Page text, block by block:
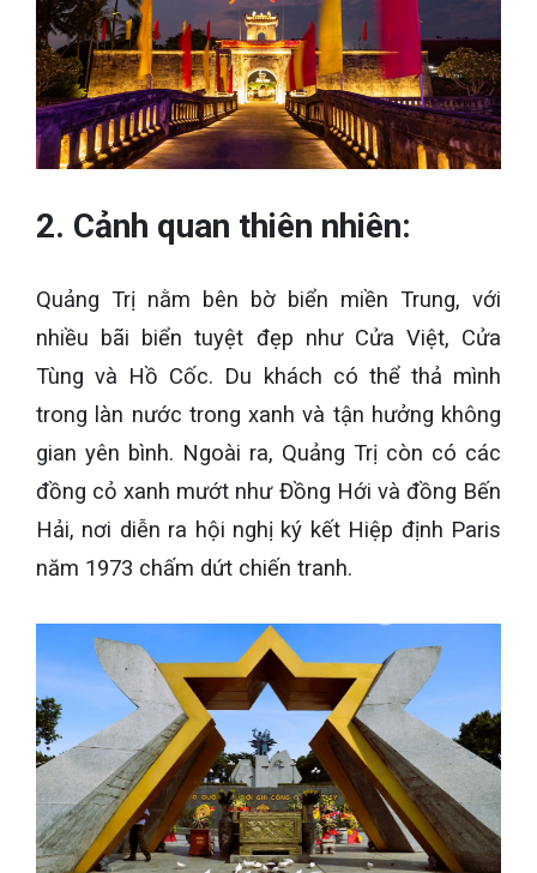
2. Cảnh quan thiên nhiên:
Quảng Trị nằm bên bờ biển miền Trung, với
nhiều bãi biển tuyệt đẹp như Cửa Việt, Cửa
Tùng và Hồ Cốc. Du khách có thể thả mình
trong làn nước trong xanh và tận hưởng không
gian yên bình. Ngoài ra, Quảng Trị còn có các
đồng cỏ xanh mướt như Đồng Hới và đồng Bến
Hải, nơi diễn ra hội nghị ký kết Hiệp định Paris
năm 1973 chấm dứt chiến tranh.